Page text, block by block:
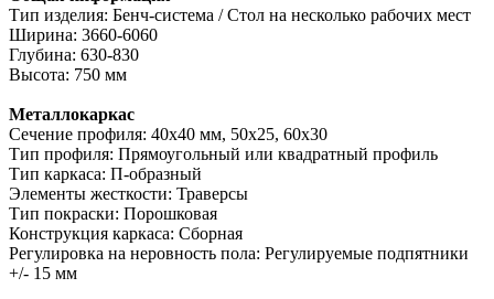
Тип изделия: Бенч-система / Стол на несколько рабочих мест
Ширина: 3660-6060
Глубина: 630-830
Высота: 750 мм
Металлокаркас
Сечение профиля: 40х40 мм, 50х25, 60х30
Тип профиля: Прямоугольный или квадратный профиль
Тип каркаса: П-образный
Элементы жесткости: Траверсы
Тип покраски: Порошковая
Конструкция каркаса: Сборная
Регулировка на неровность пола: Регулируемые подпятники
+/- 15 мм